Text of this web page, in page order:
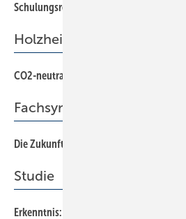
Schulungsreihe abgeschlossen
Holzheizung
CO2-neutral und preiswert heizen
Fachsymposium
Die Zukunft des Bauens
Studie
Erkenntnis: Millionen Bäder untauglich